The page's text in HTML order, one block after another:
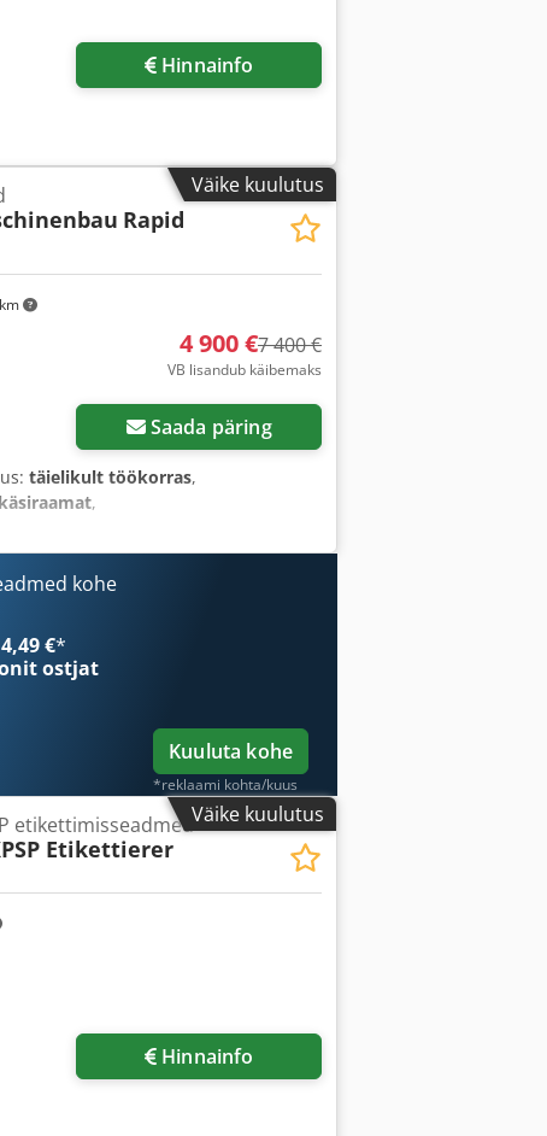
Hinnainfo
Väike kuulutus
Rapid
4 900 €7 400 €
VB lisandub käibemaks
Saada päring
täielikult töökorras,
,
kohe
€*
ostjat
Kuuluta kohe
*reklaami kohta/kuus
Väike kuulutus
etikettimisseadmed
Etikettierer
Hinnainfo